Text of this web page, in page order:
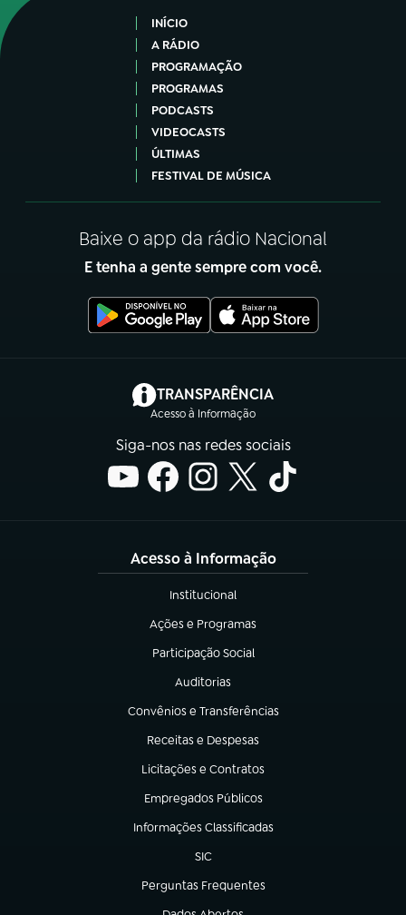
INÍCIO
A RÁDIO
PROGRAMAÇÃO
PROGRAMAS
PODCASTS
VIDEOCASTS
ÚLTIMAS
FESTIVAL DE MÚSICA
Baixe o app da rádio Nacional
E tenha a gente sempre com você.
TRANSPARÊNCIA
Acesso à Informação
(abre em nova aba)
Siga-nos nas redes sociais
Acesso à Informação
Institucional
(abre em nova aba)
Ações e Programas
(abre em nova aba)
Participação Social
(abre em nova aba)
Auditorias
(abre em nova aba)
Convênios e Transferências
(abre em nova aba)
Receitas e Despesas
(abre em nova aba)
Licitações e Contratos
(abre em nova aba)
Empregados Públicos
(abre em nova aba)
Informações Classificadas
(abre em nova aba)
SIC
(abre em nova aba)
Perguntas Frequentes
(abre em nova aba)